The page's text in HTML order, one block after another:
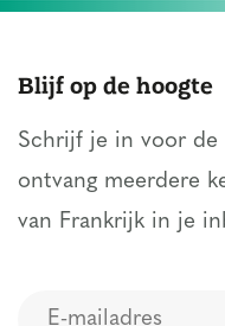
Blijf op de hoogte
Schrijf je in voor de
ontvang meerdere
van Frankrijk in je